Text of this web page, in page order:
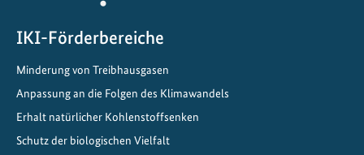
u
IKI-Förderbereiche
Minderung von Treibhausgasen
Anpassung an die Folgen des Klimawandels
Erhalt natürlicher Kohlenstoffsenken
Schutz der biologischen Vielfalt